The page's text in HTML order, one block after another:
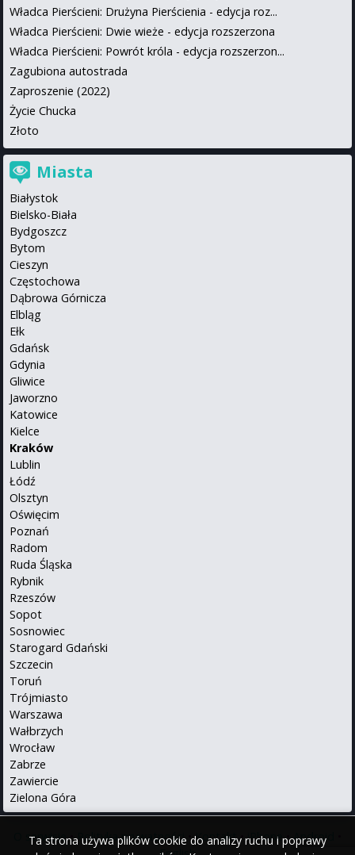
Ta strona używa plików cookie do analizy ruchu i poprawy
Władca Pierścieni: Drużyna Pierścienia - edycja roz...
Władca Pierścieni: Dwie wieże - edycja rozszerzona
Władca Pierścieni: Powrót króla - edycja rozszerzon...
Zagubiona autostrada
Zaproszenie (2022)
Życie Chucka
Złoto
Miasta
Białystok
Bielsko-Biała
Bydgoszcz
Bytom
Cieszyn
Częstochowa
Dąbrowa Górnicza
Elbląg
Ełk
Gdańsk
Gdynia
Gliwice
Jaworzno
Katowice
Kielce
Kraków
Lublin
Łódź
Olsztyn
Oświęcim
Poznań
Radom
Ruda Śląska
Rybnik
Rzeszów
Sopot
Sosnowiec
Starogard Gdański
Szczecin
Toruń
Trójmiasto
Warszawa
Wałbrzych
Wrocław
Zabrze
Zawiercie
Zielona Góra
O serwisie•Polityka prywatności•Kontakt•iPhone•Android